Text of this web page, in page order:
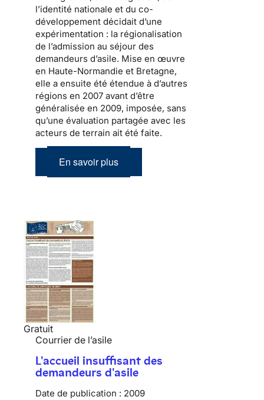
l’identité nationale et du co-
développement décidait d’une
expérimentation : la régionalisation
de l’admission au séjour des
demandeurs d’asile. Mise en œuvre
en Haute-Normandie et Bretagne,
elle a ensuite été étendue à d’autres
régions en 2007 avant d’être
généralisée en 2009, imposée, sans
qu’une évaluation partagée avec les
acteurs de terrain ait été faite.
En savoir plus
Gratuit
Courrier de l’asile
L'accueil insuffisant des
demandeurs d'asile
Date de publication : 2009